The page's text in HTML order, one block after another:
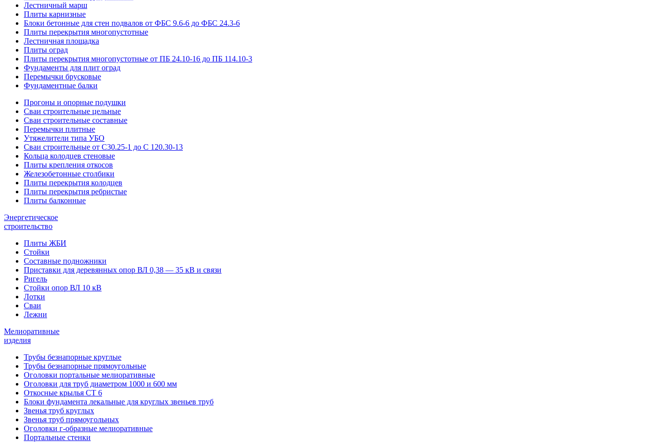
Лестничный марш
Плиты карнизные
Блоки бетонные для стен подвалов от ФБС 9.6-6 до ФБС 24.3-6
Плиты перекрытия многопустотные
Лестничная площадка
Плиты оград
Плиты перекрытия многопустотные от ПБ 24.10-16 до ПБ 114.10-3
Фундаменты для плит оград
Перемычки брусковые
Фундаментные балки
Прогоны и опорные подушки
Сваи строительные цельные
Сваи строительные составные
Перемычки плитные
Утяжелители типа УБО
Сваи строительные от С30.25-1 до С 120.30-13
Кольца колодцев стеновые
Плиты крепления откосов
Железобетонные столбики
Плиты перекрытия колодцев
Плиты перекрытия ребристые
Плиты балконные
Энергетическое
строительство
Плиты ЖБИ
Стойки
Составные подножники
Приставки для деревянных опор ВЛ 0,38 — 35 кВ и связи
Ригель
Стойки опор ВЛ 10 кВ
Лотки
Сваи
Лежни
Мелиоративные
изделия
Трубы безнапорные круглые
Трубы безнапорные прямоугольные
Оголовки портальные мелиоративные
Оголовки для труб диаметром 1000 и 600 мм
Откосные крылья СТ 6
Блоки фундамента лекальные для круглых звеньев труб
Звенья труб круглых
Звенья труб прямоугольных
Оголовки г-образные мелиоративные
Портальные стенки